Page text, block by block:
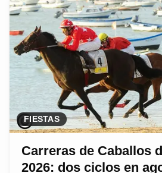
FIESTAS
Carreras de Caballos
2026: dos ciclos en